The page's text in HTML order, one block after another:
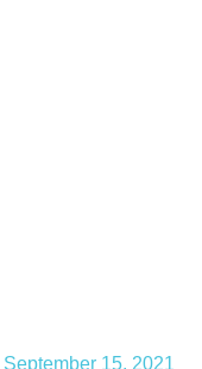
September 15, 2021